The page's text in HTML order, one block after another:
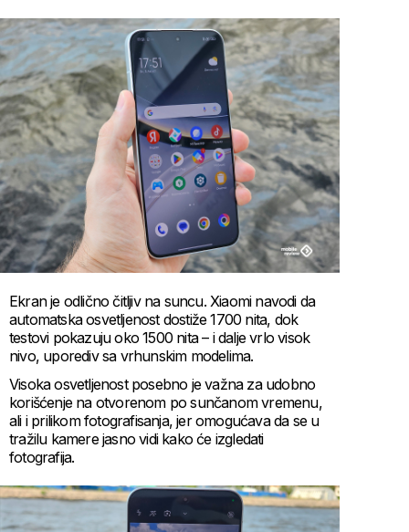
Ekran je odlično čitljiv na suncu. Xiaomi navodi da
automatska osvetljenost dostiže 1700 nita, dok
testovi pokazuju oko 1500 nita – i dalje vrlo visok
nivo, uporediv sa vrhunskim modelima.
Visoka osvetljenost posebno je važna za udobno
korišćenje na otvorenom po sunčanom vremenu,
ali i prilikom fotografisanja, jer omogućava da se u
tražilu kamere jasno vidi kako će izgledati
fotografija.